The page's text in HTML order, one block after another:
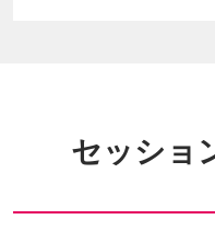
セッショ